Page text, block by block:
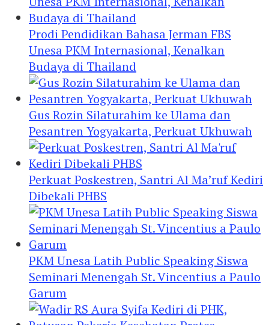
Prodi Pendidikan Bahasa Jerman FBS
Unesa PKM Internasional, Kenalkan
Budaya di Thailand
Gus Rozin Silaturahim ke Ulama dan
Pesantren Yogyakarta, Perkuat Ukhuwah
Perkuat Poskestren, Santri Al Ma’ruf Kediri
Dibekali PHBS
PKM Unesa Latih Public Speaking Siswa
Seminari Menengah St. Vincentius a Paulo
Garum